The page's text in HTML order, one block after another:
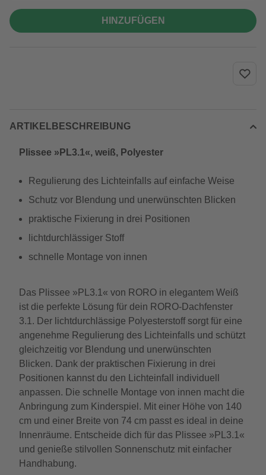
HINZUFÜGEN
ARTIKELBESCHREIBUNG
Plissee »PL3.1«, weiß, Polyester
Regulierung des Lichteinfalls auf einfache Weise
Schutz vor Blendung und unerwünschten Blicken
praktische Fixierung in drei Positionen
lichtdurchlässiger Stoff
schnelle Montage von innen
Das Plissee »PL3.1« von RORO in elegantem Weiß
ist die perfekte Lösung für dein RORO-Dachfenster
3.1. Der lichtdurchlässige Polyesterstoff sorgt für eine
angenehme Regulierung des Lichteinfalls und schützt
gleichzeitig vor Blendung und unerwünschten
Blicken. Dank der praktischen Fixierung in drei
Positionen kannst du den Lichteinfall individuell
anpassen. Die schnelle Montage von innen macht die
Anbringung zum Kinderspiel. Mit einer Höhe von 140
cm und einer Breite von 74 cm passt es ideal in deine
Innenräume. Entscheide dich für das Plissee »PL3.1«
und genieße stilvollen Sonnenschutz mit einfacher
Handhabung.